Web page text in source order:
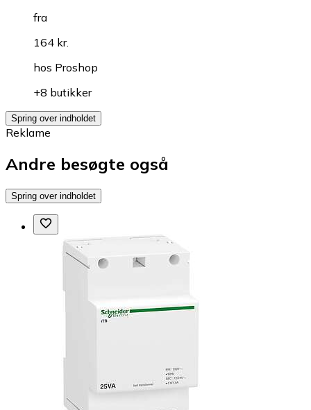
fra
164 kr.
hos Proshop
+8 butikker
Spring over indholdet
Reklame
Andre besøgte også
Spring over indholdet